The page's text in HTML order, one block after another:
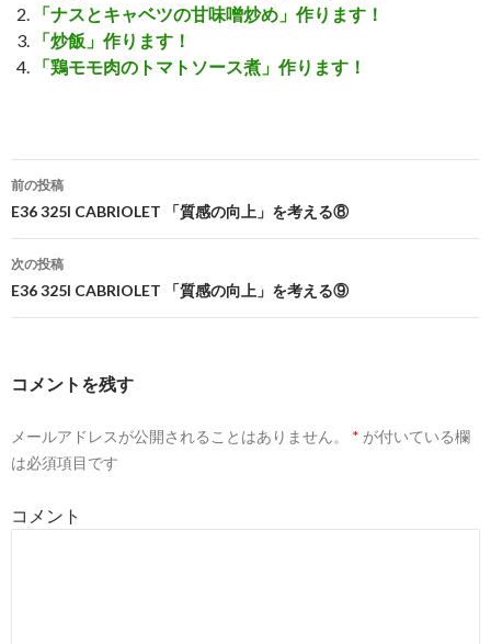
「ナスとキャベツの甘味噌炒め」作ります！
「炒飯」作ります！
「鶏モモ肉のトマトソース煮」作ります！
投
稿
ナ
ゲ
シ
ン
前の投稿
E36 325I CABRIOLET 「質感の向上」を考える⑧
次の投稿
E36 325I CABRIOLET 「質感の向上」を考える⑨
コメントを残す
メールアドレスが公開されることはありません。 * が付いている欄
は必須項目です
コメント